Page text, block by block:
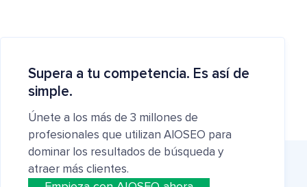
Supera a tu competencia. Es así de
simple.
Únete a los más de 3 millones de
profesionales que utilizan AIOSEO para
dominar los resultados de búsqueda y
atraer más clientes.